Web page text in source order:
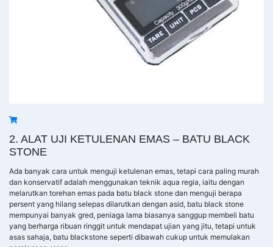
2. ALAT UJI KETULENAN EMAS – BATU BLACK
STONE
Ada banyak cara untuk menguji ketulenan emas, tetapi cara paling murah
dan konservatif adalah menggunakan teknik aqua regia, iaitu dengan
melarutkan torehan emas pada batu black stone dan menguji berapa
persent yang hilang selepas dilarutkan dengan asid, batu black stone
mempunyai banyak gred, peniaga lama biasanya sanggup membeli batu
yang berharga ribuan ringgit untuk mendapat ujian yang jitu, tetapi untuk
asas sahaja, batu blackstone seperti dibawah cukup untuk memulakan